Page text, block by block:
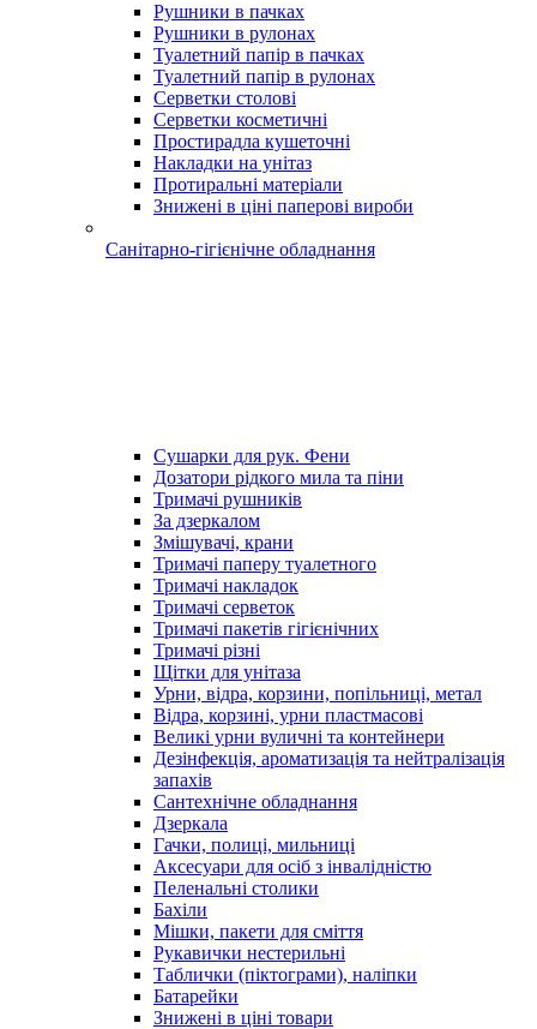
Рушники в пачках
Рушники в рулонах
Туалетний папір в пачках
Туалетний папір в рулонах
Серветки столові
Серветки косметичні
Простирадла кушеточні
Накладки на унітаз
Протиральні матеріали
Знижені в ціні паперові вироби
Санітарно-гігієнічне обладнання
Сушарки для рук. Фени
Дозатори рідкого мила та піни
Тримачі рушників
За дзеркалом
Змішувачі, крани
Тримачі паперу туалетного
Тримачі накладок
Тримачі серветок
Тримачі пакетів гігієнічних
Тримачі різні
Щітки для унітаза
Урни, відра, корзини, попільниці, метал
Відра, корзині, урни пластмасові
Великі урни вуличні та контейнери
Дезінфекція, ароматизація та нейтралізація
запахів
Сантехнічне обладнання
Дзеркала
Гачки, полиці, мильниці
Аксесуари для осіб з інвалідністю
Пеленальні столики
Бахіли
Мішки, пакети для сміття
Рукавички нестерильні
Таблички (піктограми), наліпки
Батарейки
Знижені в ціні товари